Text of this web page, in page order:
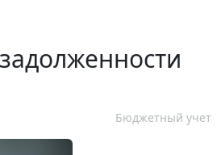
Бюджетный учет